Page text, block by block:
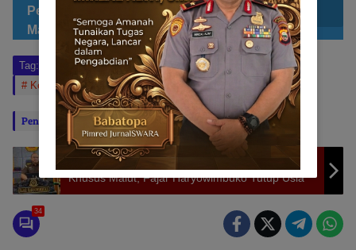
Pembelajaran Berbasis E-Modul ke
Masyarakat
Tag: ALAT Berat Dinas PUPR
Jalan
Kepulauan Sula
RS Pratama Tunggakan
Penulis: RAMADHAN IBRAHIM Editor: BABATOPA
Inna Lillahi Wa Inna Ilaihi Rajiun : As-Pidana
Khusus Malut, Fajar Haryowimbuko Tutup Usia
34